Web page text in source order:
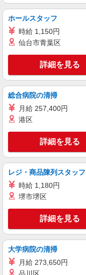
によって加算 ▼詳細
です
間・
キープ
ホールスタッフ
時給 1,150円
仙台市青葉区
詳細を見る
総合病院の清掃
月給 257,400円
港区
詳細を見る
レジ・商品陳列スタッフ
時給 1,180円
堺市堺区
詳細を見る
大学病院の清掃
月給 273,650円